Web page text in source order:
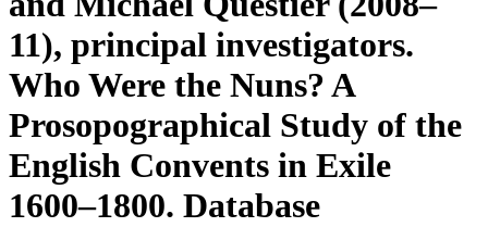
11), principal investigators.
Who Were the Nuns? A
Prosopographical Study of the
English Convents in Exile
1600–1800. Database